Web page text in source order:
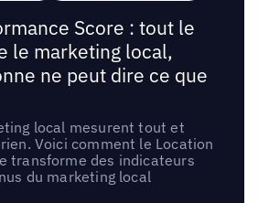
Score : tout le
le marketing local,
ne peut dire ce que
local mesurent tout et
Voici comment le Location
transforme des indicateurs
du marketing local